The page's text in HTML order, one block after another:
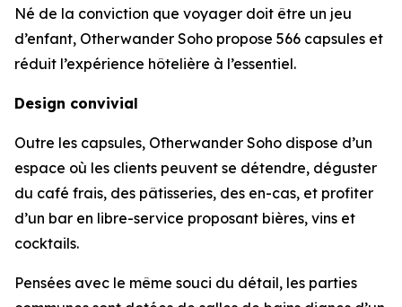
Né de la conviction que voyager doit être un jeu
d’enfant, Otherwander Soho propose 566 capsules et
réduit l’expérience hôtelière à l’essentiel.
Design convivial
Outre les capsules, Otherwander Soho dispose d’un
espace où les clients peuvent se détendre, déguster
du café frais, des pâtisseries, des en-cas, et profiter
d’un bar en libre-service proposant bières, vins et
cocktails.
Pensées avec le même souci du détail, les parties